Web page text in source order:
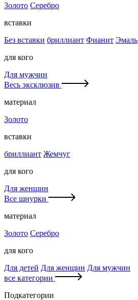
Золото Серебро
вставки
Без вставки бриллиант Фианит Эмаль
для кого
Для мужчин
Весь эксклюзив
материал
Золото
вставки
бриллиант Жемчуг
для кого
Для женщин
Все шнурки
материал
Золото Серебро
для кого
Для детей Для женщин Для мужчин
все категории
Подкатегории